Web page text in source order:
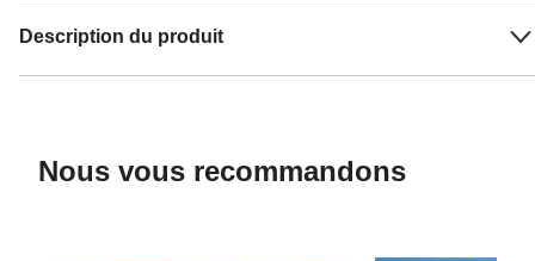
Description du produit
Nous vous recommandons